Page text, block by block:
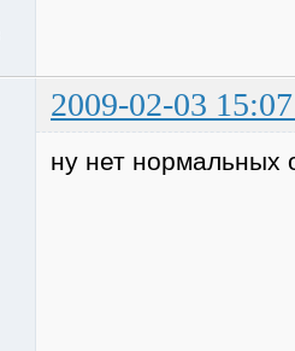
2009-02-03
ну нет нормальных